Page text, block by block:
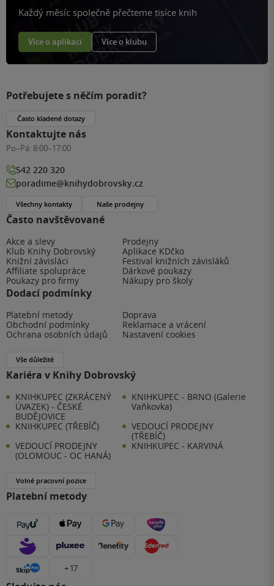
Každý měsíc společně přečteme tisíce knih
Více o aplikaci Více o klubu
Často navštěvované
Akce a slevy
Prodejny
Klub Knihy Dobrovský
Aplikace KDčko
Knižní závisláci
Festival knižních závisláků
Affiliate spolupráce
Dárkové poukazy
Poukazy pro firmy
Nákupy pro školy
Dodací podmínky
Platební metody
Doprava
Obchodní podmínky
Reklamace a vrácení
Ochrana osobních údajů
Nastavení cookies
Vše důležité
Kariéra v Knihy Dobrovský
KNIHKUPEC (ZKRÁCENÝ
ÚVAZEK) - ČESKÉ
BUDĚJOVICE
KNIHKUPEC - BRNO (Galerie
Vaňkovka)
KNIHKUPEC (TŘEBÍČ)
VEDOUCÍ PRODEJNY
(TŘEBÍČ)
VEDOUCÍ PRODEJNY
(OLOMOUC - OC HANÁ)
KNIHKUPEC - KARVINÁ
Volné pracovní pozice
Platební metody
+ 17
Potřebujete s něčím poradit?
Často kladené dotazy
Kontaktujte nás
Po–Pá: 8:00–17:00
542 220 320
poradime@knihydobrovsky.cz
Všechny kontakty Naše prodejny